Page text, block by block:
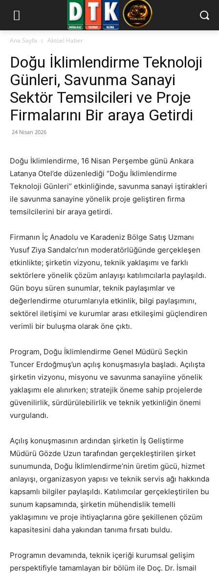
Ana Sayfa Aktüel Haber
Doğu İklimlendirme Teknoloji
Günleri, Savunma Sanayi
Sektör Temsilcileri ve Proje
Firmalarını Bir araya Getirdi
24 Nisan 2026
Doğu İklimlendirme, 16 Nisan Perşembe günü Ankara
Latanya Otel’de düzenlediği “Doğu İklimlendirme
Teknoloji Günleri” etkinliğinde, savunma sanayi iştirakleri
ile savunma sanayine yönelik proje geliştiren firma
temsilcilerini bir araya getirdi.
Firmanın İç Anadolu ve Karadeniz Bölge Satış Uzmanı
Yusuf Ziya Sandalcı’nın moderatörlüğünde gerçekleşen
etkinlikte; şirketin vizyonu, teknik yaklaşımı ve farklı
sektörlere yönelik çözüm anlayışı katılımcılarla paylaşıldı.
Gün boyu süren sunumlar, teknik paylaşımlar ve
değerlendirme oturumlarıyla etkinlik, bilgi paylaşımını,
sektörel iletişimi ve kurumlar arası etkileşimi güçlendiren
verimli bir buluşma olarak öne çıktı.
Program, Doğu İklimlendirme Genel Müdürü Seçkin
Tuncer Erdoğmuş’un açılış konuşmasıyla başladı. Açılışta
şirketin vizyonu, misyonu ve savunma sanayiine yönelik
yaklaşımı ele alınırken; stratejik öneme sahip projelerde
güvenilirlik, sürdürülebilirlik ve teknik yetkinliğin önemi
vurgulandı.
Açılış konuşmasının ardından şirketin İş Geliştirme
Müdürü Gözde Uzun tarafından gerçekleştirilen şirket
sunumunda, Doğu İklimlendirme’nin üretim gücü, hizmet
anlayışı, organizasyon yapısı ve teknik servis ağı hakkında
kapsamlı bilgiler paylaşıldı. Katılımcılar gerçekleştirilen bu
sunum kapsamında, şirketin mühendislik temelli
yaklaşımını ve proje ihtiyaçlarına göre şekillenen çözüm
kapasitesini daha yakından tanıma fırsatı buldu.
Programın devamında, teknik içeriği kurumsal gelişim
perspektifiyle tamamlayan bir bölüm ile Doç. Dr. İsmail